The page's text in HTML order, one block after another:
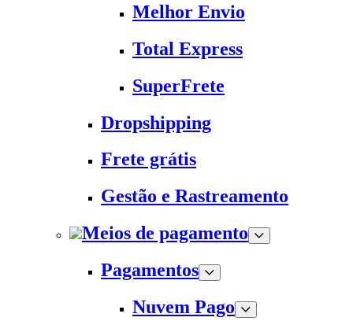
Melhor Envio
Total Express
SuperFrete
Dropshipping
Frete grátis
Gestão e Rastreamento
Meios de pagamento
Pagamentos
Nuvem Pago